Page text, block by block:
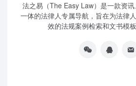
法之易（The Easy Law）是一款资
一体的法律人专属导航，旨在为法律
效的法规案例检索和文书模板